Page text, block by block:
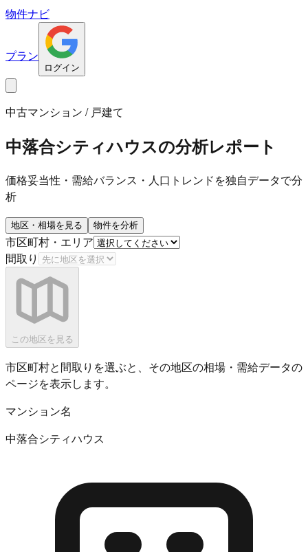
物件ナビ
プラン
ログイン
中古マンション / 戸建て
中落合シティハウスの分析レポート
価格妥当性・需給バランス・人口トレンドを独自データで分
析
地区・相場を見る 物件を分析
市区町村・エリア
間取り
この地区を見る
市区町村と間取りを選ぶと、その地区の相場・需給データの
ページを表示します。
マンション名
中落合シティハウス